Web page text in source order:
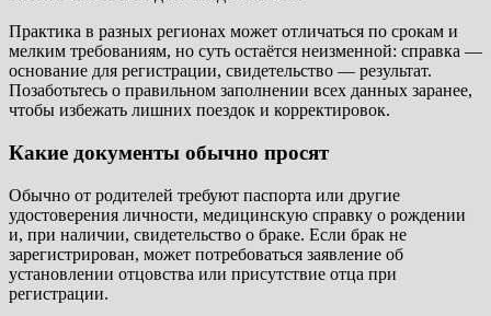
Практика в разных регионах может отличаться по срокам и
мелким требованиям, но суть остаётся неизменной: справка —
основание для регистрации, свидетельство — результат.
Позаботьтесь о правильном заполнении всех данных заранее,
чтобы избежать лишних поездок и корректировок.
Какие документы обычно просят
Обычно от родителей требуют паспорта или другие
удостоверения личности, медицинскую справку о рождении
и, при наличии, свидетельство о браке. Если брак не
зарегистрирован, может потребоваться заявление об
установлении отцовства или присутствие отца при
регистрации.